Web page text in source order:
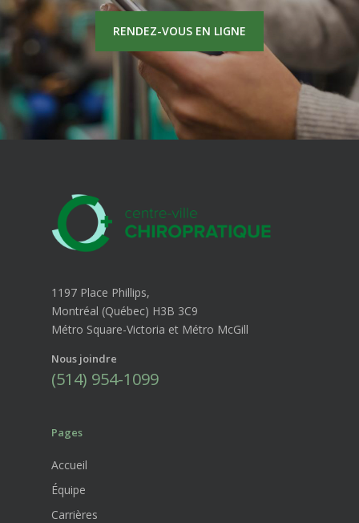
RENDEZ-VOUS EN LIGNE
1197 Place Phillips,
Montréal (Québec) H3B 3C9
Métro Square-Victoria et Métro McGill
Nous joindre
(514) 954-1099
Pages
Accueil
Équipe
Carrières